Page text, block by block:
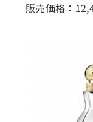
販売価格：